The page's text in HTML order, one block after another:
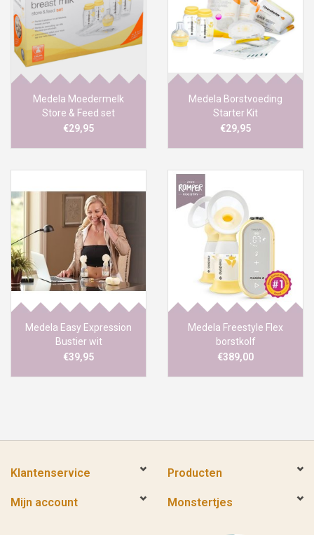
Medela Moedermelk
Store & Feed set
€29,95
Medela Borstvoeding
Starter Kit
€29,95
Medela Easy Expression
Bustier wit
€39,95
Medela Freestyle Flex
borstkolf
€389,00
Klantenservice Producten
Mijn account Monstertjes